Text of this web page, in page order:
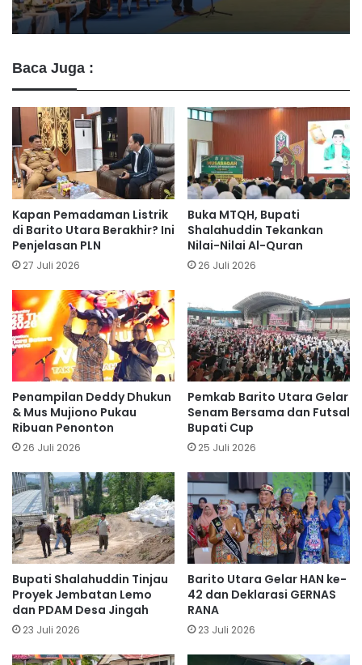
Baca Juga :
Kapan Pemadaman Listrik
di Barito Utara Berakhir? Ini
Penjelasan PLN
27 Juli 2026
Buka MTQH, Bupati
Shalahuddin Tekankan
Nilai-Nilai Al-Quran
26 Juli 2026
Penampilan Deddy Dhukun
& Mus Mujiono Pukau
Ribuan Penonton
26 Juli 2026
Pemkab Barito Utara Gelar
Senam Bersama dan Futsal
Bupati Cup
25 Juli 2026
Bupati Shalahuddin Tinjau
Proyek Jembatan Lemo
dan PDAM Desa Jingah
23 Juli 2026
Barito Utara Gelar HAN ke-
42 dan Deklarasi GERNAS
RANA
23 Juli 2026